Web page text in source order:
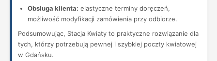
Obsługa klienta: elastyczne terminy doręczeń,
możliwość modyfikacji zamówienia przy odbiorze.
Podsumowując, Stacja Kwiaty to praktyczne rozwiązanie dla
tych, którzy potrzebują pewnej i szybkiej poczty kwiatowej
w Gdańsku.